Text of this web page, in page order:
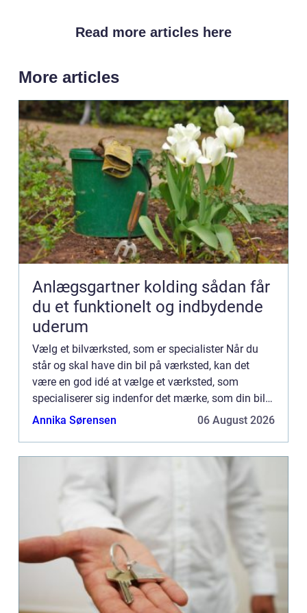
Read more articles here
More articles
Anlægsgartner kolding sådan får
du et funktionelt og indbydende
uderum
Vælg et bilværksted, som er specialister Når du
står og skal have din bil på værksted, kan det
være en god idé at vælge et værksted, som
specialiserer sig indenfor det mærke, som din bil
er. De findes derude og er omtrent ligeså billige.
Annika Sørensen 06 August 2026